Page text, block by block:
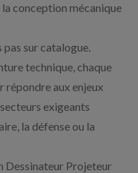
conception mécanique
pas sur catalogue.
technique, chaque
répondre aux enjeux
exigeants
la défense ou la
Dessinateur Projeteur